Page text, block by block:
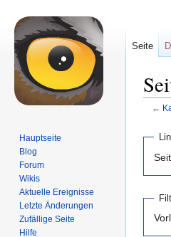
←
Seite
Hauptseite
Blog
Forum
Wikis
Aktuelle Ereignisse
Letzte Änderungen
Zufällige Seite
Hilfe